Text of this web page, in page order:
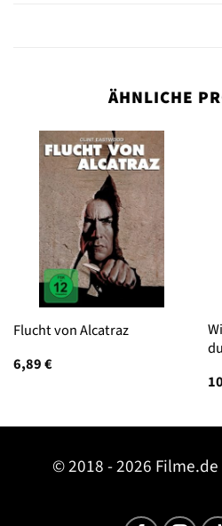
ÄHNLICHE
Flucht von Alcatraz
6,89€
© 2018 - 2026